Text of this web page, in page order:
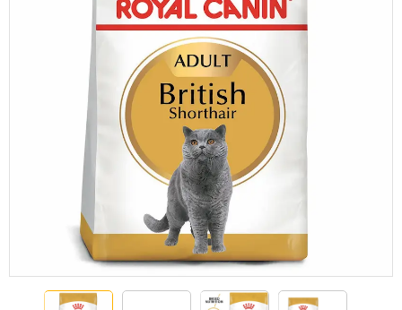
GIỚI THIỆU
Khách sạn chó mèo Spa chó mèo